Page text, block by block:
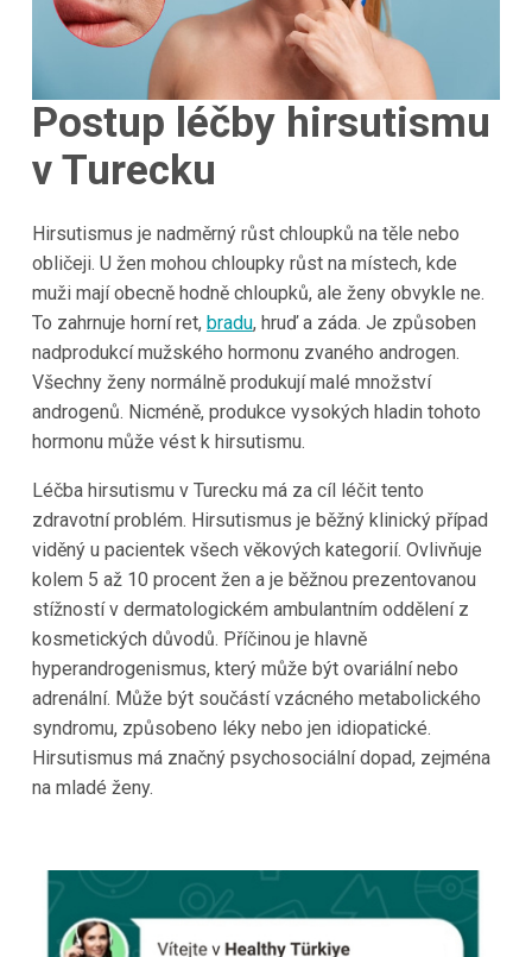
Postup léčby hirsutismu
v Turecku
Hirsutismus je nadměrný růst chloupků na těle nebo
obličeji. U žen mohou chloupky růst na místech, kde
muži mají obecně hodně chloupků, ale ženy obvykle ne.
To zahrnuje horní ret, bradu, hruď a záda. Je způsoben
nadprodukcí mužského hormonu zvaného androgen.
Všechny ženy normálně produkují malé množství
androgenů. Nicméně, produkce vysokých hladin tohoto
hormonu může vést k hirsutismu.
Léčba hirsutismu v Turecku má za cíl léčit tento
zdravotní problém. Hirsutismus je běžný klinický případ
viděný u pacientek všech věkových kategorií. Ovlivňuje
kolem 5 až 10 procent žen a je běžnou prezentovanou
stížností v dermatologickém ambulantním oddělení z
kosmetických důvodů. Příčinou je hlavně
hyperandrogenismus, který může být ovariální nebo
adrenální. Může být součástí vzácného metabolického
syndromu, způsobeno léky nebo jen idiopatické.
Hirsutismus má značný psychosociální dopad, zejména
na mladé ženy.